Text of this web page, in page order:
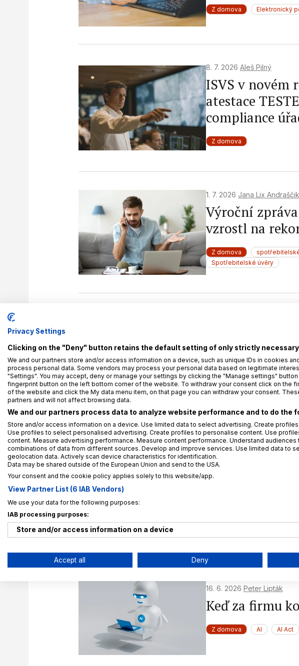
Z domova Elektronický
8. 7. 2026 Aleš Pilný
ISVS v novém
atestace
compliance
Z domova
1. 7. 2026 Jana Lix
Výroční
vzrostl na
Z domova
Spotřebitelské úvěry
telemarketingu
Z domova telemarketing
Kontrola
GDPR
18. 6. 2026Michal Orviský
Orientace v
ekosystému
NIS2
Compliance
16. 6. 2026 Peter Lipták
Keď za firmu
Z domova AI AI Act
Privacy Settings
Clicking on the "Deny" button retains the default setting of only strictly
We and our partners store and/or access information on a device, such as unique IDs in cookies
process personal data. Some vendors may process your personal data based on legitimate
"Settings". You may accept, deny or manage your settings by clicking the "Manage settings"
fingerprint button on the left bottom corner of the website. To withdraw your consent click on the
of the website and click the My data menu item, on that page you can withdraw your consent.
partners and will not affect browsing data.
We and our partners process data to analyze website performance and to do the
Store and/or access information on a device. Use limited data to select advertising. Create
Use profiles to select personalised advertising. Create profiles to personalise content. Use
content. Measure advertising performance. Measure content performance. Understand audiences
combinations of data from different sources. Develop and improve services. Use limited data to
geolocation data. Actively scan device characteristics for identification.
Data may be shared outside of the European Union and send to the USA.
Your consent and the cookie policy applies solely to this website/app.
View Partner List (6 IAB Vendors)
We use your data for the following purposes:
IAB processing purposes:
Store and/or access information on a device
Use profiles to select personalised advertising
Create profiles to personalise content
Use profiles to select personalised content
Measure advertising performance
Accept all Deny